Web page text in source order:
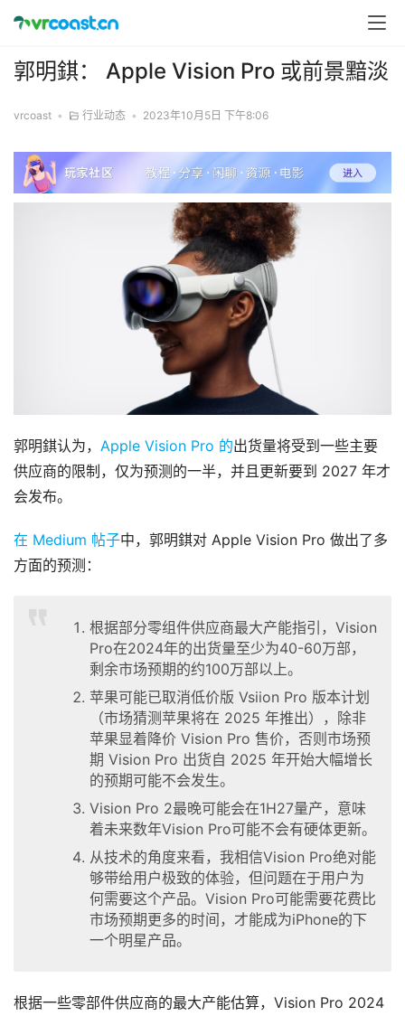
郭明錤： Apple Vision Pro 或前景黯淡
vrcoast • 行业动态 • 2023年10月5日 下午8:06
郭明錤认为， Apple Vision Pro 的出货量将受到一些主要
供应商的限制，仅为预测的一半，并且更新要到 2027 年才
会发布。
在 Medium 帖子中，郭明錤对 Apple Vision Pro 做出了多
方面的预测：
根据部分零组件供应商最大产能指引，Vision
Pro在2024年的出货量至少为40-60万部，
剩余市场预期的约100万部以上。
苹果可能已取消低价版 Vsiion Pro 版本计划
（市场猜测苹果将在 2025 年推出），除非
苹果显着降价 Vision Pro 售价，否则市场预
期 Vision Pro 出货自 2025 年开始大幅增长
的预期可能不会发生。
Vision Pro 2最晚可能会在1H27量产，意味
着未来数年Vision Pro可能不会有硬体更新。
从技术的角度来看，我相信Vision Pro绝对能
够带给用户极致的体验，但问题在于用户为
何需要这个产品。Vision Pro可能需要花费比
市场预期更多的时间，才能成为iPhone的下
一个明星产品。
根据一些零部件供应商的最大产能估算，Vision Pro 2024